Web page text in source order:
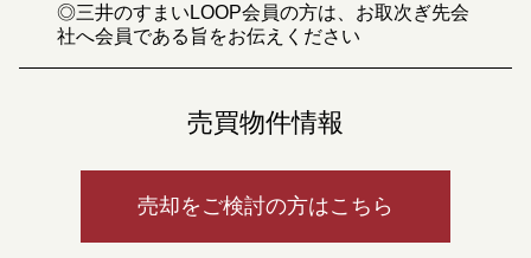
◎三井のすまいLOOP会員の方は、お取次ぎ先会
社へ会員である旨をお伝えください
売買物件情報
売却をご検討の方はこちら